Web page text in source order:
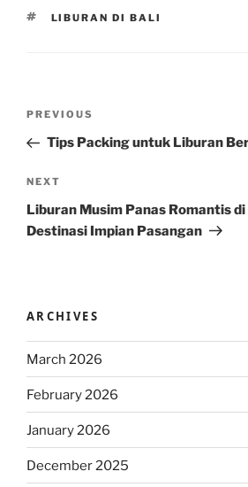
TAGS
LIBURAN DI BALI
Previous
Post
PREVIOUS
Tips Packing untuk Liburan
Next
Post
NEXT
Liburan Musim Panas Romantis
Destinasi Impian Pasangan
ARCHIVES
March 2026
February 2026
January 2026
December 2025